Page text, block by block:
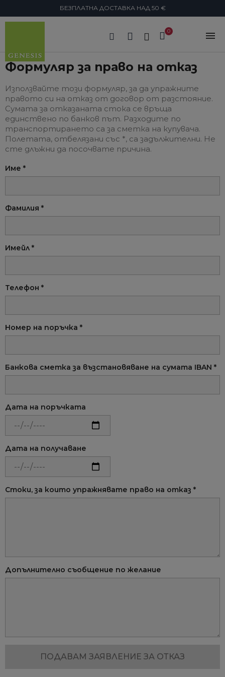
БЕЗПЛАТНА ДОСТАВКА НАД 50 €
search
Право на отказ
Формуляр за право на отказ
Използвайте този формуляр, за да упражните
правото си на отказ от договор от разстояние.
Сумата за отказаната стока се връща
единствено по банков път. Разходите по
транспортирането са за сметка на купувача.
Полетата, отбелязани със *, са задължителни. Не
сте длъжни да посочвате причина.
Име *
Фамилия *
Имейл *
Телефон *
Номер на поръчка *
Банкова сметка за възстановяване на сумата IBAN *
Дата на поръчката
Дата на получаване
Стоки, за които упражнявате право на отказ *
Допълнително съобщение по желание
ПОДАВАМ ЗАЯВЛЕНИЕ ЗА ОТКАЗ